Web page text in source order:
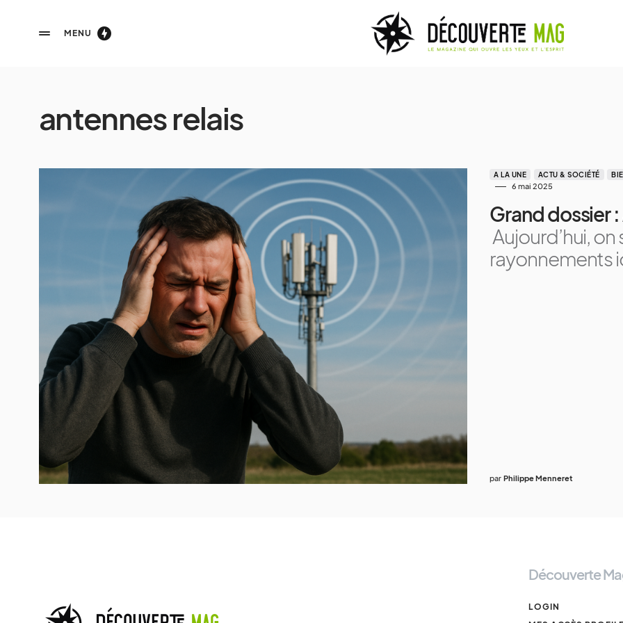
MENU
antennes relais
A LA UNE ACTU & SOCIÉTÉ
6 mai 2025
Grand dossier
Aujourd’hui,
rayonnements
par Philippe Menneret
Découverte
LOGIN